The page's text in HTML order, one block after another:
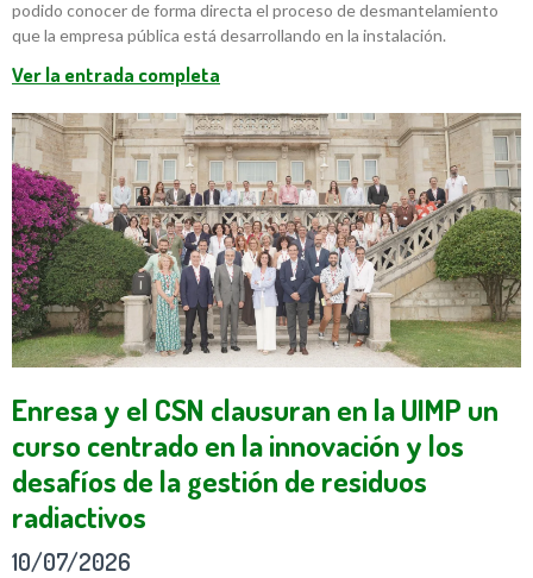
podido conocer de forma directa el proceso de desmantelamiento
que la empresa pública está desarrollando en la instalación.
Ver la entrada completa
Enresa y el CSN clausuran en la UIMP un
curso centrado en la innovación y los
desafíos de la gestión de residuos
radiactivos
10/07/2026